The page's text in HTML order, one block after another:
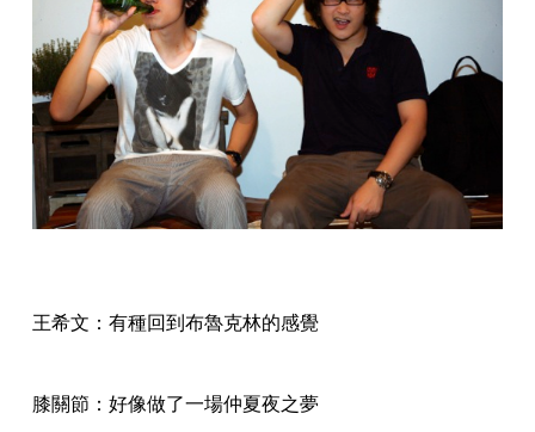
王希文：有種回到布魯克林的感覺
膝關節：好像做了一場仲夏夜之夢